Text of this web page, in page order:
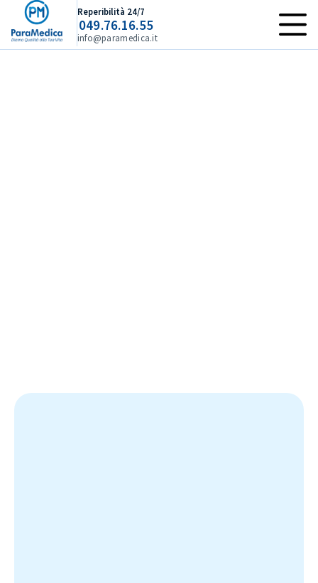
Reperibilità 24/7
049.76.16.55
info@paramedica.it